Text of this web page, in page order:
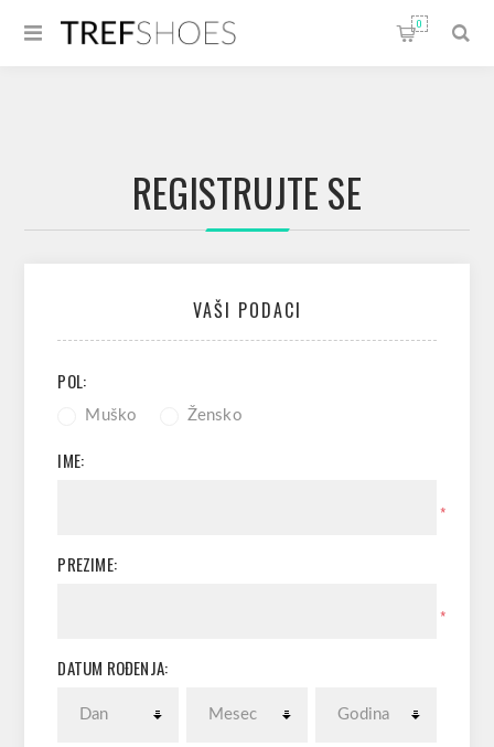
0
REGISTRUJTE SE
VAŠI PODACI
POL:
Muško Žensko
IME:
*
PREZIME:
*
DATUM ROĐENJA: